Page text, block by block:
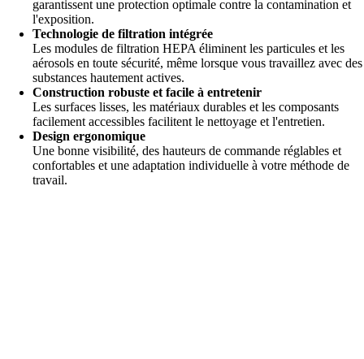
garantissent une protection optimale contre la contamination et
l'exposition.
Technologie de filtration intégrée
Les modules de filtration HEPA éliminent les particules et les
aérosols en toute sécurité, même lorsque vous travaillez avec des
substances hautement actives.
Construction robuste et facile à entretenir
Les surfaces lisses, les matériaux durables et les composants
facilement accessibles facilitent le nettoyage et l'entretien.
Design ergonomique
Une bonne visibilité, des hauteurs de commande réglables et
confortables et une adaptation individuelle à votre méthode de
travail.